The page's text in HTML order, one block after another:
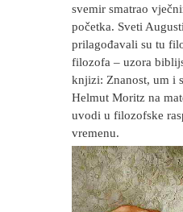
svemir smatrao
početka. Sveti
prilagođavali su tu
filozofa – uzora
knjizi: Znanost, um i
Helmut Moritz na
uvodi u filozofske
vremenu.